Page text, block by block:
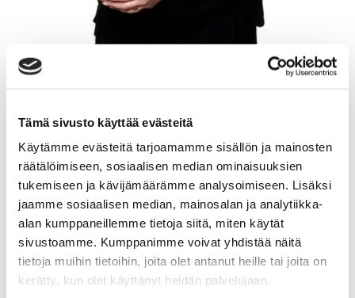
Tämä sivusto käyttää evästeitä
Käytämme evästeitä tarjoamamme sisällön ja mainosten
räätälöimiseen, sosiaalisen median ominaisuuksien
tukemiseen ja kävijämäärämme analysoimiseen. Lisäksi
jaamme sosiaalisen median, mainosalan ja analytiikka-
alan kumppaneillemme tietoja siitä, miten käytät
sivustoamme. Kumppanimme voivat yhdistää näitä
tietoja muihin tietoihin, joita olet antanut heille tai joita on
kerätty, kun olet käyttänyt heidän palvelujaan.
MINJA HAKALA
Myyntineuvottelija
Sp-Koti Jämsä Kipinä | Kiinteistönvälitys Tanja
Heinonen Oy LKV, 2821540-9
WhatsApp
minja.hakala@spkoti.fi